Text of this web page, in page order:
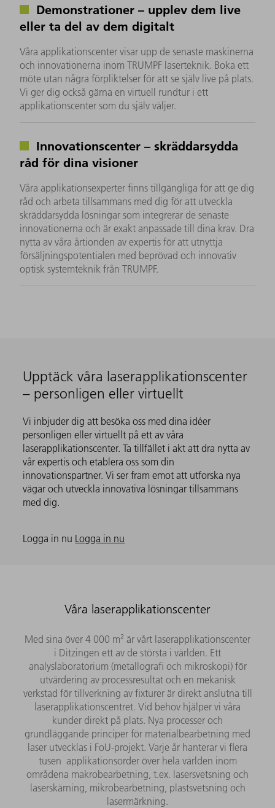
Demonstrationer – upplev dem live
eller ta del av dem digitalt
Våra applikationscenter visar upp de senaste maskinerna
och innovationerna inom TRUMPF laserteknik. Boka ett
möte utan några förpliktelser för att se själv live på plats.
Vi ger dig också gärna en virtuell rundtur i ett
applikationscenter som du själv väljer.
Innovationscenter – skräddarsydda
råd för dina visioner
Våra applikationsexperter finns tillgängliga för att ge dig
råd och arbeta tillsammans med dig för att utveckla
skräddarsydda lösningar som integrerar de senaste
innovationerna och är exakt anpassade till dina krav. Dra
nytta av våra årtionden av expertis för att utnyttja
försäljningspotentialen med beprövad och innovativ
optisk systemteknik från TRUMPF.
Upptäck våra laserapplikationscenter
– personligen eller virtuellt
Vi inbjuder dig att besöka oss med dina idéer
personligen eller virtuellt på ett av våra
laserapplikationscenter. Ta tillfället i akt att dra nytta av
vår expertis och etablera oss som din
innovationspartner. Vi ser fram emot att utforska nya
vägar och utveckla innovativa lösningar tillsammans
med dig.
Logga in nu Logga in nu
Våra laserapplikationscenter
Med sina över 4 000 m² är vårt laserapplikationscenter
i Ditzingen ett av de största i världen. Ett
analyslaboratorium (metallografi och mikroskopi) för
utvärdering av processresultat och en mekanisk
verkstad för tillverkning av fixturer är direkt anslutna till
laserapplikationscentret. Vid behov hjälper vi våra
kunder direkt på plats. Nya processer och
grundläggande principer för materialbearbetning med
laser utvecklas i FoU-projekt. Varje år hanterar vi flera
tusen applikationsorder över hela världen inom
områdena makrobearbetning, t.ex. lasersvetsning och
laserskärning, mikrobearbetning, plastsvetsning och
lasermärkning.